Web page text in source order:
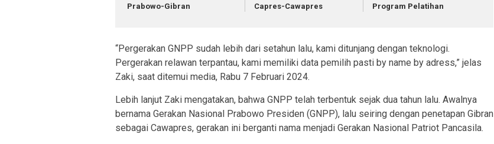
Prabowo-Gibran
Capres-Cawapres
Program Pelatihan
“Pergerakan GNPP sudah lebih dari setahun lalu, kami ditunjang dengan teknologi.
Pergerakan relawan terpantau, kami memiliki data pemilih pasti by name by adress,” jelas
Zaki, saat ditemui media, Rabu 7 Februari 2024.
Lebih lanjut Zaki mengatakan, bahwa GNPP telah terbentuk sejak dua tahun lalu. Awalnya
bernama Gerakan Nasional Prabowo Presiden (GNPP), lalu seiring dengan penetapan Gibran
sebagai Cawapres, gerakan ini berganti nama menjadi Gerakan Nasional Patriot Pancasila.